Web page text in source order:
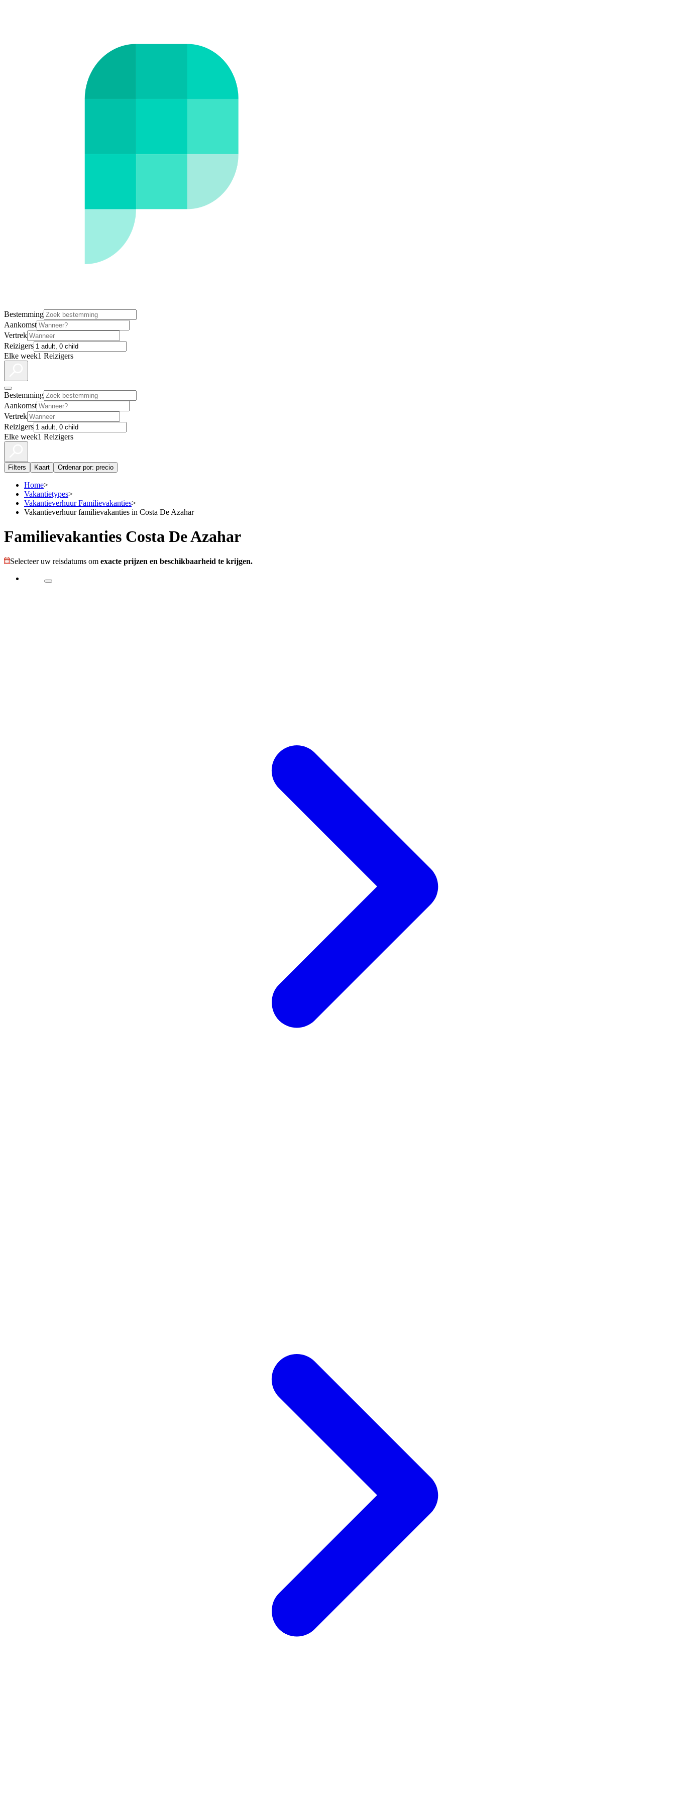
Bestemming
Aankomst
Vertrek
Reizigers
Elke week1 Reizigers
Bestemming
Aankomst
Vertrek
Reizigers
Elke week1 Reizigers
Filters Kaart Ordenar por: precio
Home>
Vakantietypes>
Vakantieverhuur Familievakanties>
Vakantieverhuur familievakanties in Costa De Azahar
Familievakanties Costa De Azahar
Selecteer uw reisdatums om exacte prijzen en beschikbaarheid te krijgen.